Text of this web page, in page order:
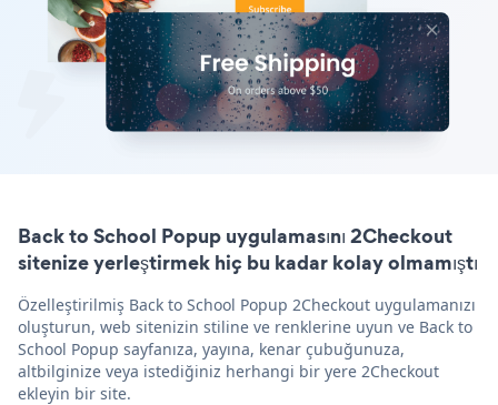
Back to School Popup uygulamasını 2Checkout
sitenize yerleştirmek hiç bu kadar kolay olmamıştı
Özelleştirilmiş Back to School Popup 2Checkout uygulamanızı
oluşturun, web sitenizin stiline ve renklerine uyun ve Back to
School Popup sayfanıza, yayına, kenar çubuğunuza,
altbilginize veya istediğiniz herhangi bir yere 2Checkout
ekleyin bir site.